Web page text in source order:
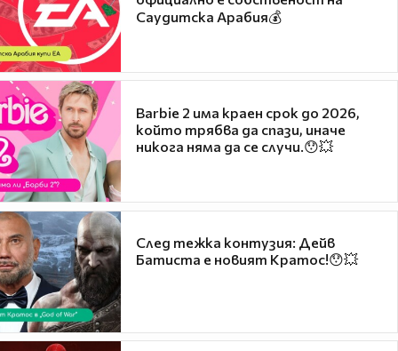
Саудитска Арабия💰
Barbie 2 има краен срок до 2026,
който трябва да спази, иначе
никога няма да се случи.😯💥
След тежка контузия: Дейв
Батиста е новият Кратос!😯💥